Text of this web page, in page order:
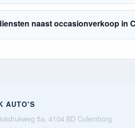
naast occasionverkoop in
AUTO'S
5a, 4104 BD Culemborg